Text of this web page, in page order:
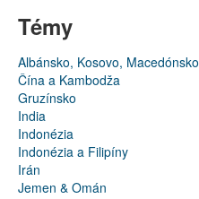
Témy
Albánsko, Kosovo, Macedónsko
Čína a Kambodža
Gruzínsko
India
Indonézia
Indonézia a Filipíny
Irán
Jemen & Omán